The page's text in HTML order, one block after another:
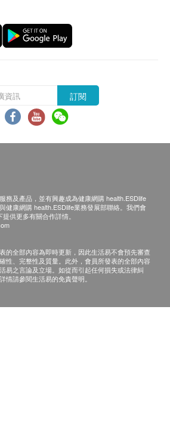
訂閱
務及產品，並有興趣成為健康網購 health.ESDlife
健康網購 health.ESDlife業務發展部聯絡。我們會
供更多有關合作詳情。
的全部內容為即時更新，因此生活易不會預先審查
性、完整性及質量。此外，會員所發表的全部內容
易之言論及立場。如從而引起任何損失或法律糾
情請參閱生活易的免責聲明。